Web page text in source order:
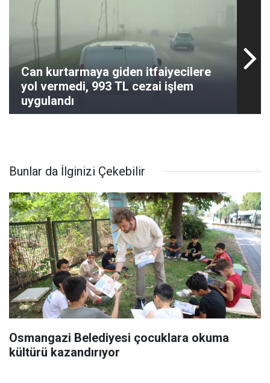
Can kurtarmaya giden itfaiyecilere
yol vermedi, 993 TL cezai işlem
uygulandı
Bunlar da İlginizi Çekebilir
Osmangazi Belediyesi çocuklara okuma
kültürü kazandırıyor